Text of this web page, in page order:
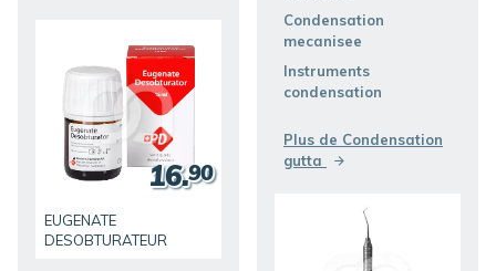
EUGENATE
DESOBTURATEUR
16.90
Condensation
mecanisee
Instruments
condensation
Plus de Condensation
gutta